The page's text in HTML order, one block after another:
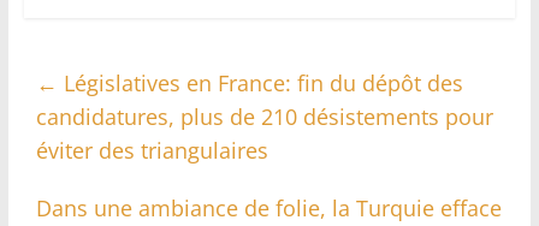
← Législatives en France: fin du dépôt des
candidatures, plus de 210 désistements pour
éviter des triangulaires
Dans une ambiance de folie, la Turquie efface